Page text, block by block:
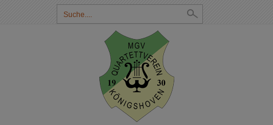
Suchbegriff
eingeben: